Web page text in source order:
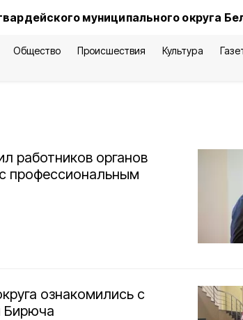
муниципального округа
Общество Происшествия Культура
работников органов
профессиональным
ознакомились с
Бирюча